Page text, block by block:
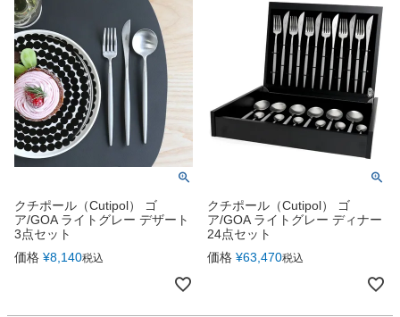
クチポール（Cutipol） ゴ
ア/GOA ライトグレー デザート
3点セット
価格 ¥8,140税込
クチポール（Cutipol） ゴ
ア/GOA ライトグレー ディナー
24点セット
価格 ¥63,470税込